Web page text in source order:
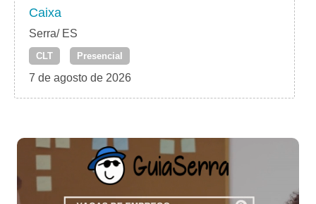
Caixa
Serra/ ES
CLT Presencial
7 de agosto de 2026